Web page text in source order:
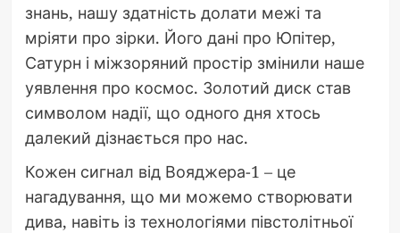
знань, нашу здатність долати межі та
мріяти про зірки. Його дані про Юпітер,
Сатурн і міжзоряний простір змінили наше
уявлення про космос. Золотий диск став
символом надії, що одного дня хтось
далекий дізнається про нас.
Кожен сигнал від Вояджера-1 – це
нагадування, що ми можемо створювати
дива, навіть із технологіями півстолітньої